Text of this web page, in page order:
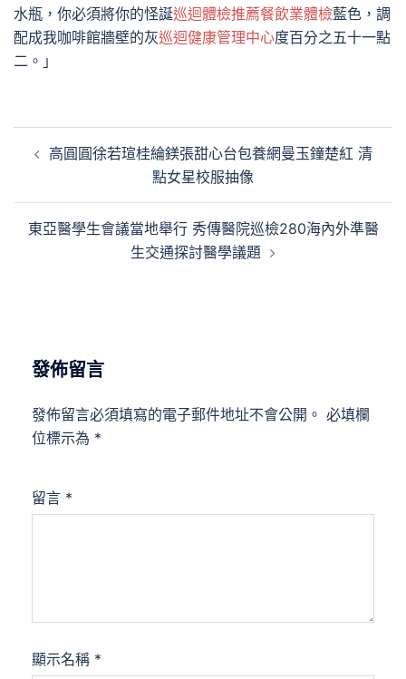
水瓶，你必須將你的怪誕巡迴體檢推薦餐飲業體檢藍色，調
配成我咖啡館牆壁的灰巡迴健康管理中心度百分之五十一點
二。」
高圓圓徐若瑄桂綸鎂張甜心台包養網曼玉鐘楚紅 清
點女星校服抽像
東亞醫學生會議當地舉行 秀傳醫院巡檢280海內外準醫
生交通探討醫學議題
發佈留言
發佈留言必須填寫的電子郵件地址不會公開。 必填欄
位標示為 *
留言 *
顯示名稱 *